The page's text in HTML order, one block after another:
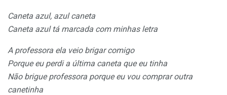
Caneta azul, azul caneta
Caneta azul tá marcada com minhas letra
A professora ela veio brigar comigo
Porque eu perdi a última caneta que eu tinha
Não brigue professora porque eu vou comprar outra
canetinha